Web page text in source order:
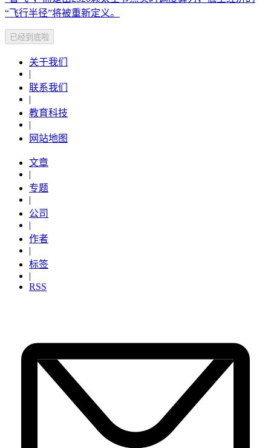
“飞行半径”将被重新定义。
已经到底啦
关于我们
|
联系我们
|
教育科技
|
网站地图
文章
|
专题
|
公司
|
作者
|
标签
|
RSS